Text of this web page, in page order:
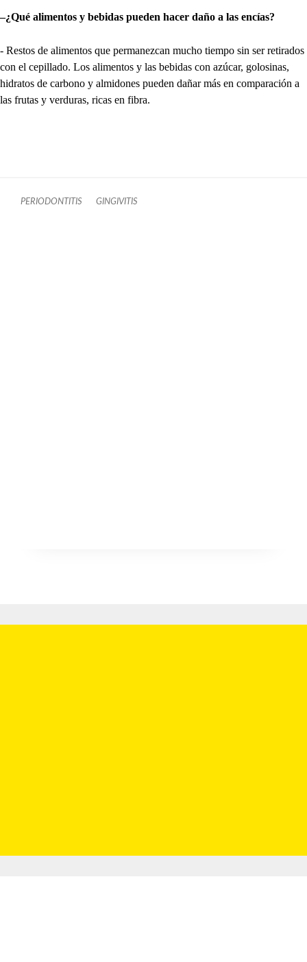
–¿Qué alimentos y bebidas pueden hacer daño a las encías?
- Restos de alimentos que permanezcan mucho tiempo sin ser retirados
con el cepillado. Los alimentos y las bebidas con azúcar, golosinas,
hidratos de carbono y almidones pueden dañar más en comparación a
las frutas y verduras, ricas en fibra.
PERIODONTITIS GINGIVITIS